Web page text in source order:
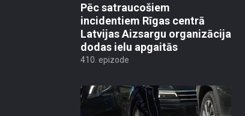
Pēc satraucošiem
incidentiem Rīgas centrā
Latvijas Aizsargu organizācija
dodas ielu apgaitās
410. epizode